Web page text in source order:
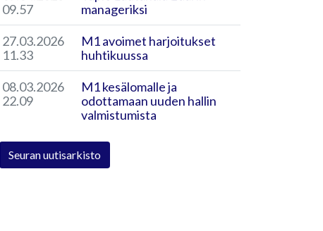
09.57
manageriksi
27.03.2026
11.33
M1 avoimet harjoitukset
huhtikuussa
08.03.2026
22.09
​M1 kesälomalle ja
odottamaan uuden hallin
valmistumista
Seuran uutisarkisto